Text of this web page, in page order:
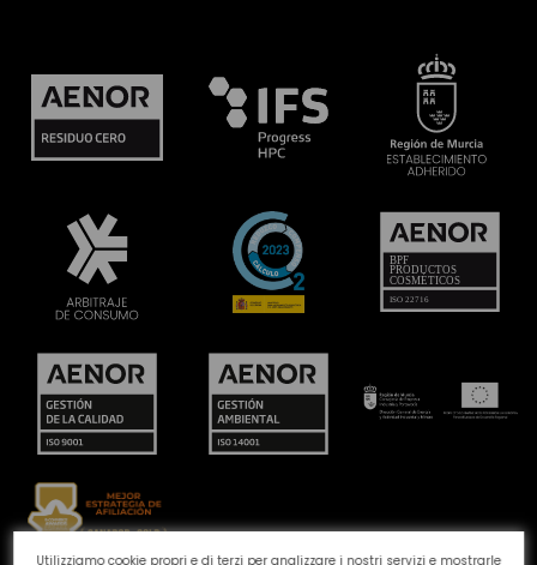
Utilizziamo cookie propri e di terzi per analizzare i nostri servizi e mostrarle